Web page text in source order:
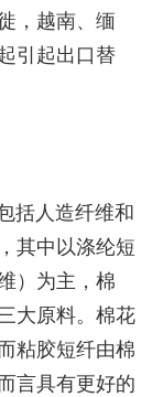
，越南、缅
引起出口替
括人造纤维和
其中以涤纶短
）为主，棉
大原料。棉花
粘胶短纤由棉
言具有更好的